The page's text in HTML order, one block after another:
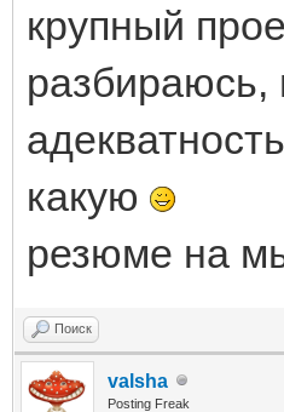
крупный
разбираюсь,
какую
резюме на
Поиск
valsha
Posting Freak